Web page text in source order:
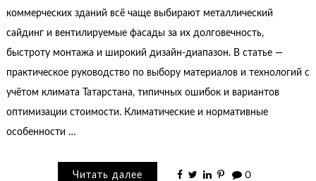
коммерческих зданий всё чаще выбирают металлический
сайдинг и вентилируемые фасады за их долговечность,
быстроту монтажа и широкий дизайн‑диапазон. В статье —
практическое руководство по выбору материалов и технологий с
учётом климата Татарстана, типичных ошибок и вариантов
оптимизации стоимости. Климатические и нормативные
особенности …
Читать далее 0